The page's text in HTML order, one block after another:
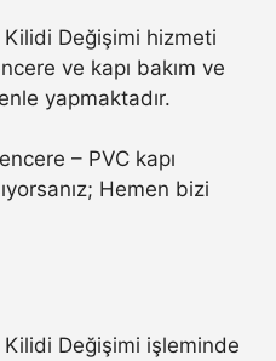
Kilidi Değişimi hizmeti
ve kapı bakım ve
yapmaktadır.
– PVC kapı
Hemen bizi
Değişimi işleminde